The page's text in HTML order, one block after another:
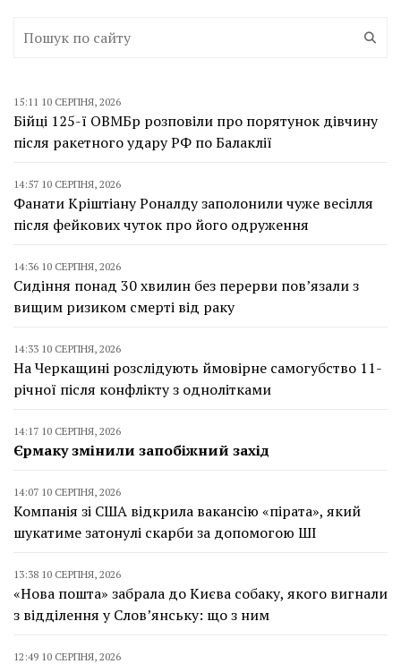
15:11 10 СЕРПНЯ, 2026
Бійці 125-ї ОВМБр розповіли про порятунок дівчину
після ракетного удару РФ по Балаклії
14:57 10 СЕРПНЯ, 2026
Фанати Кріштіану Роналду заполонили чуже весілля
після фейкових чуток про його одруження
14:36 10 СЕРПНЯ, 2026
Сидіння понад 30 хвилин без перерви пов’язали з
вищим ризиком смерті від раку
14:33 10 СЕРПНЯ, 2026
На Черкащині розслідують ймовірне самогубство 11-
річної після конфлікту з однолітками
14:17 10 СЕРПНЯ, 2026
Єрмаку змінили запобіжний захід
14:07 10 СЕРПНЯ, 2026
Компанія зі США відкрила вакансію «пірата», який
шукатиме затонулі скарби за допомогою ШІ
13:38 10 СЕРПНЯ, 2026
«Нова пошта» забрала до Києва собаку, якого вигнали
з відділення у Слов’янську: що з ним
12:49 10 СЕРПНЯ, 2026